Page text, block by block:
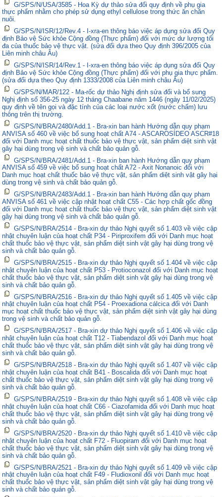
G/SPS/N/USA/3585 - Hoa Kỳ dự thảo sửa đổi quy định về phụ gia
thực phẩm nhằm cho phép sử dụng ethyl cellulose trong thức ăn chăn
nuôi.
G/SPS/N/ISR/12/Rev.4 - I-xra-en thông báo việc áp dụng sửa đổi Quy
định Bảo vệ Sức khỏe Cộng đồng (Thực phẩm) đối với mức dư lượng tối
đa của thuốc bảo vệ thực vật. (sửa đổi dựa theo Quy định 396/2005 của
Liên minh châu Âu)
G/SPS/N/ISR/14/Rev.1 - I-xra-en thông báo việc áp dụng sửa đổi Quy
định Bảo vệ Sức khỏe Cộng đồng (Thực phẩm) đối với phụ gia thực phẩm.
(sửa đổi dựa theo Quy định 1333/2008 của Liên minh châu Âu)
G/SPS/N/MAR/122 - Ma-rốc dự thảo Nghị định sửa đổi và bổ sung
Nghị định số 356-25 ngày 12 tháng Chaabane năm 1446 (ngày 11/02/2025)
quy định về tên gọi và đặc tính của các loại nước xốt (nước chấm) lưu
thông trên thị trường.
G/SPS/N/BRA/2480/Add.1 - Bra-xin ban hành Hướng dẫn quy phạm
ANVISA số 460 về việc bổ sung hoạt chất A74 - ASCAROSÍDEO ASCR#18
đối với Danh mục hoạt chất thuốc bảo vệ thực vật, sản phẩm diệt sinh vật
gây hại dùng trong vệ sinh và chất bảo quản gỗ.
G/SPS/N/BRA/2481/Add.1 - Bra-xin ban hành Hướng dẫn quy phạm
ANVISA số 459 về việc bổ sung hoạt chất A72 - Axit Nonanoic đối với
Danh mục hoạt chất thuốc bảo vệ thực vật, sản phẩm diệt sinh vật gây hại
dùng trong vệ sinh và chất bảo quản gỗ.
G/SPS/N/BRA/2483/Add.1 - Bra-xin ban hành Hướng dẫn quy phạm
ANVISA số 461 về việc cập nhật hoạt chất C55 - Các hợp chất gốc đồng
đối với Danh mục hoạt chất thuốc bảo vệ thực vật, sản phẩm diệt sinh vật
gây hại dùng trong vệ sinh và chất bảo quản gỗ.
G/SPS/N/BRA/2514 - Bra-xin dự thảo Nghị quyết số 1.403 về việc cập
nhật chuyên luận của hoạt chất P34 - Piriproxifem đối với Danh mục hoạt
chất thuốc bảo vệ thực vật, sản phẩm diệt sinh vật gây hại dùng trong vệ
sinh và chất bảo quản gỗ.
G/SPS/N/BRA/2515 - Bra-xin dự thảo Nghị quyết số 1.404 về việc cập
nhật chuyên luận của hoạt chất P53 - Protioconazol đối với Danh mục hoạt
chất thuốc bảo vệ thực vật, sản phẩm diệt sinh vật gây hại dùng trong vệ
sinh và chất bảo quản gỗ.
G/SPS/N/BRA/2516 - Bra-xin dự thảo Nghị quyết số 1.405 về việc cập
nhật chuyên luận của hoạt chất P54 - Proexadiona cálcica đối với Danh
mục hoạt chất thuốc bảo vệ thực vật, sản phẩm diệt sinh vật gây hại dùng
trong vệ sinh và chất bảo quản gỗ.
G/SPS/N/BRA/2517 - Bra-xin dự thảo Nghị quyết số 1.406 về việc cập
nhật chuyên luận của hoạt chất T12 - Tiabendazol đối với Danh mục hoạt
chất thuốc bảo vệ thực vật, sản phẩm diệt sinh vật gây hại dùng trong vệ
sinh và chất bảo quản gỗ.
G/SPS/N/BRA/2518 - Bra-xin dự thảo Nghị quyết số 1.407 về việc cập
nhật chuyên luận của hoạt chất B41 - Boscalida đối với Danh mục hoạt
chất thuốc bảo vệ thực vật, sản phẩm diệt sinh vật gây hại dùng trong vệ
sinh và chất bảo quản gỗ.
G/SPS/N/BRA/2519 - Bra-xin dự thảo Nghị quyết số 1.408 về việc cập
nhật chuyên luận của hoạt chất C66 - Ciazofamida đối với Danh mục hoạt
chất thuốc bảo vệ thực vật, sản phẩm diệt sinh vật gây hại dùng trong vệ
sinh và chất bảo quản gỗ.
G/SPS/N/BRA/2520 - Bra-xin dự thảo Nghị quyết số 1.410 về việc cập
nhật chuyên luận của hoạt chất F72 - Fluopiram đối với Danh mục hoạt
chất thuốc bảo vệ thực vật, sản phẩm diệt sinh vật gây hại dùng trong vệ
sinh và chất bảo quản gỗ.
G/SPS/N/BRA/2521 - Bra-xin dự thảo Nghị quyết số 1.409 về việc cập
nhật chuyên luận của hoạt chất F49 - Fludioxonil đối với Danh mục hoạt
chất thuốc bảo vệ thực vật, sản phẩm diệt sinh vật gây hại dùng trong vệ
sinh và chất bảo quản gỗ.